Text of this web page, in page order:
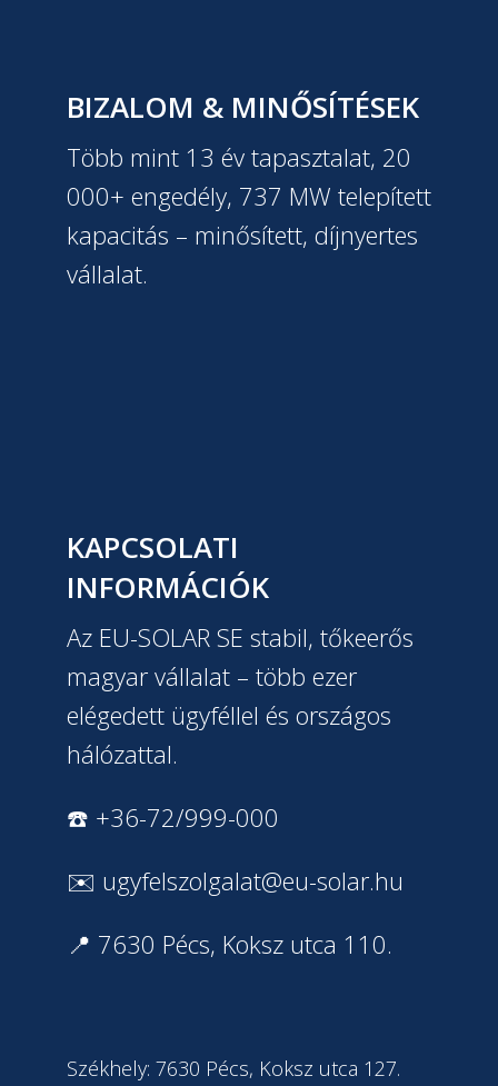
BIZALOM & MINŐSÍTÉSEK
Több mint 13 év tapasztalat, 20
000+ engedély, 737 MW telepített
kapacitás – minősített, díjnyertes
vállalat.
KAPCSOLATI
INFORMÁCIÓK
Az EU-SOLAR SE stabil, tőkeerős
magyar vállalat – több ezer
elégedett ügyféllel és országos
hálózattal.
☎️ +36-72/999-000
✉️ ugyfelszolgalat@eu-solar.hu
📍 7630 Pécs, Koksz utca 110.
Székhely: 7630 Pécs, Koksz utca 127.